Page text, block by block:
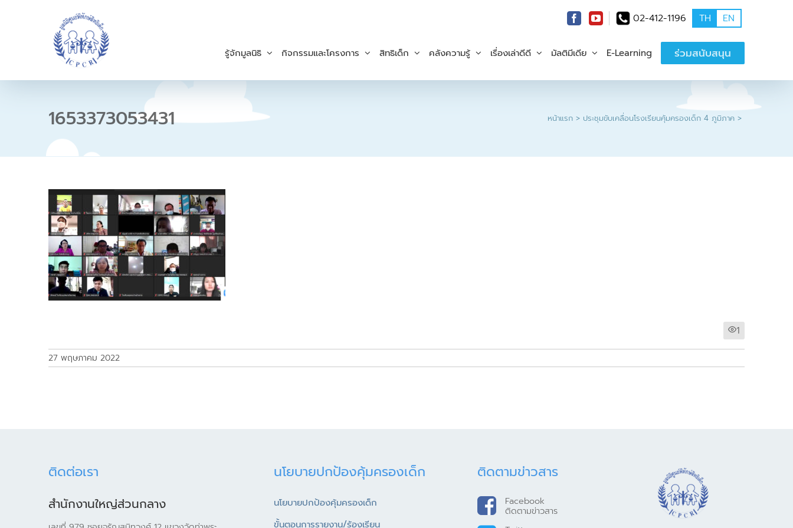
c
t
02-412-1196 TH EN
รู้จักมูลนิธิ กิจกรรมและโครงการ สิทธิเด็ก คลังความรู้ เรื่องเล่าดีดี มัลติมีเดีย E-Learning ร่วมสนับสนุน
1653373053431 หน้าแรก ประชุมขับเคลื่อนโรงเรียนคุ้มครองเด็ก 4 ภูมิภาค
1
27 พฤษภาคม 2022
ติดต่อเรา
สำนักงานใหญ่ส่วนกลาง
นโยบายปกป้องคุ้มครองเด็ก
นโยบายปกป้องคุ้มครองเด็ก
ขั้นตอนการรายงาน/ร้องเรียน
ติดตามข่าวสาร
Facebook
ติดตามข่าวสาร